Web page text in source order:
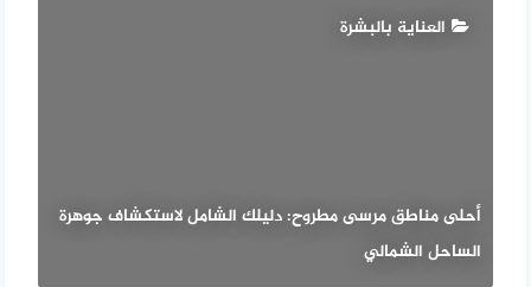
العناية بالبشرة
أحلى مناطق مرسى مطروح: دليلك الشامل لاستكشاف جوهرة
الساحل الشمالي